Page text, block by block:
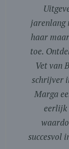
jarenlang
haar
toe.
Vet van
schrijver
Marga
eerlijk
succesvol